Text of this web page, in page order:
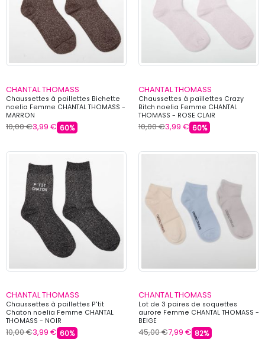
CHANTAL THOMASS
Chaussettes à paillettes Bichette
noelia Femme CHANTAL THOMASS -
MARRON
10,00 €3,99 € 60%
CHANTAL THOMASS
Chaussettes à paillettes Crazy
Bitch noelia Femme CHANTAL
THOMASS - ROSE CLAIR
10,00 €3,99 € 60%
CHANTAL THOMASS
Chaussettes à paillettes P'tit
Chaton noelia Femme CHANTAL
THOMASS - NOIR
10,00 €3,99 € 60%
CHANTAL THOMASS
Lot de 3 paires de soquettes
aurore Femme CHANTAL THOMASS -
BEIGE
45,00 €7,99 € 82%